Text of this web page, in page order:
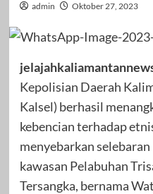
admin Oktober 27, 2023
Kepolisian Daerah
Kalsel) berhasil
kebencian terhadap
menyebarkan
kawasan Pelabuhan
Tersangka, bernama